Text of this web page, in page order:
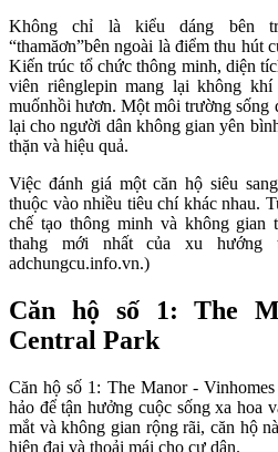
Không chỉ là kiểu dáng bên
“thamăơn”bên ngoài là điểm thu hút
Kiến trúc tổ chức thông minh, diện
viên riênglepin mang lại không
muốnhồi hươn. Một môi trường sống
lại cho người dân không gian yên
thặn và hiệu quả.
Việc đánh giá một căn hộ siêu
thuộc vào nhiều tiêu chí khác nhau.
chế tạo thông minh và không gian
thahg mới nhất của xu
adchungcu.info.vn.)
Căn hộ số 1: The
Central Park
Căn hộ số 1: The Manor -
hảo để tận hưởng cuộc sống xa hoa
mắt và không gian rộng rãi, căn hộ
hiện đại và thoải mái cho cư dân.